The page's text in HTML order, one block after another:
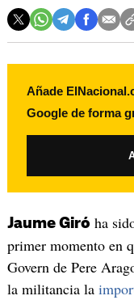
Añade
Google de forma
Jaume Giró ha
primer momento en
Govern de Pere
la militancia la